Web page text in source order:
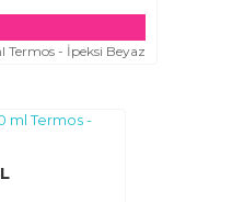
Termos - İpeksi Beyaz